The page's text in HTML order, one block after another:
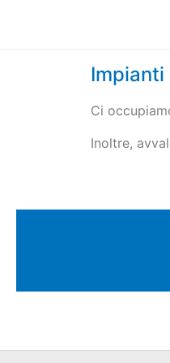
Ci
Inoltre,